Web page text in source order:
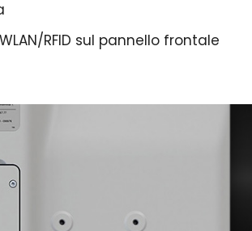
RFID sul pannello frontale